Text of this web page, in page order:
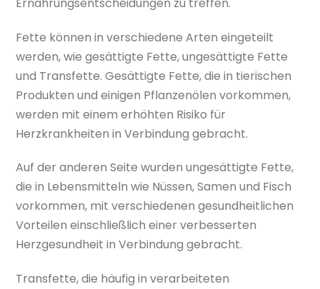
Fette können in verschiedene Arten eingeteilt
werden, wie gesättigte Fette, ungesättigte Fette
und Transfette. Gesättigte Fette, die in tierischen
Produkten und einigen Pflanzenölen vorkommen,
werden mit einem erhöhten Risiko für
Herzkrankheiten in Verbindung gebracht.
Auf der anderen Seite wurden ungesättigte Fette,
die in Lebensmitteln wie Nüssen, Samen und Fisch
vorkommen, mit verschiedenen gesundheitlichen
Vorteilen einschließlich einer verbesserten
Herzgesundheit in Verbindung gebracht.
Transfette, die häufig in verarbeiteten